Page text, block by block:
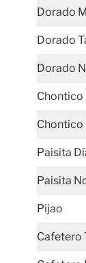
Dorado
Dorado
Dorado
Chontico
Chontico
Paisita
Paisita
Pijao
Cafetero